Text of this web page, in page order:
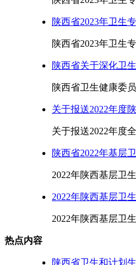
陕西省2023年卫生
陕西省2023年卫生
陕西省关于深化卫
陕西省卫生健康委
关于报送2022年度
关于报送2022年度
陕西省2022年基层
2022年陕西基层卫
2022年陕西基层卫
2022年陕西基层卫
热点内容
陕西省卫生和计划